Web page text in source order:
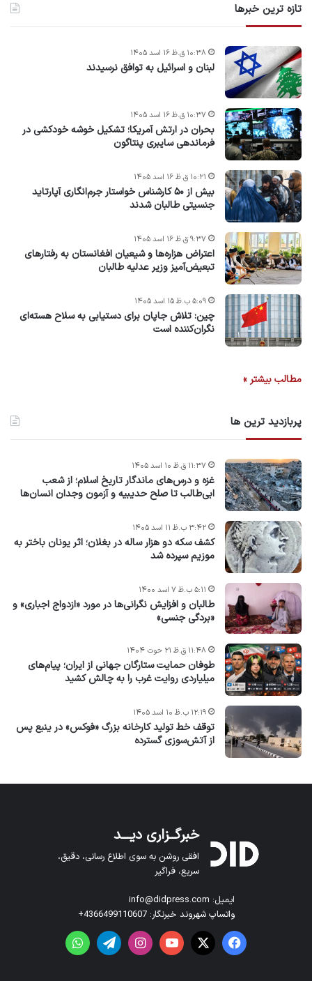
تازه ترین خبرها
لبنان و اسرائیل به توافق نرسیدند
۱۰:۳۸ ق.ظ ۱۶ اسد ۱۴۰۵
بحران در ارتش آمریکا؛ تشکیل خوشه خودکشی در
فرماندهی سایبری پنتاگون
۱۰:۳۷ ق.ظ ۱۶ اسد ۱۴۰۵
بیش از ۵۰ کارشناس خواستار جرم‌انگاری آپارتاید
جنسیتی طالبان شدند
۱۰:۲۱ ق.ظ ۱۶ اسد ۱۴۰۵
اعتراض هزاره‌ها و شیعیان افغانستان به رفتارهای
تبعیض‌آمیز وزیر عدلیه طالبان
۹:۳۷ ق.ظ ۱۶ اسد ۱۴۰۵
چین: تلاش جاپان برای دستیابی به سلاح هسته‌ای
نگران‌کننده است
۵:۰۹ ب.ظ ۱۵ اسد ۱۴۰۵
مطالب بیشتر »
پربازدید ترین ها
غزه و درس‌های ماندگار تاریخ اسلام؛ از شعب
ابی‌طالب تا صلح حدیبیه و آزمون وجدان انسان‌ها
۱۱:۳۷ ق.ظ ۱۰ اسد ۱۴۰۵
کشف سکه دو هزار ساله در بغلان؛ اثر یونان باختر به
موزیم سپرده شد
۳:۴۲ ب.ظ ۱۱ اسد ۱۴۰۵
طالبان و افزایش نگرانی‌ها در مورد «ازدواج اجباری» و
«بردگی جنسی»
۵:۱۱ ب.ظ ۷ اسد ۱۴۰۰
طوفان حمایت ستارگان جهانی از ایران؛ پیام‌های
میلیاردی روایت غرب را به چالش کشید
۱۱:۴۸ ق.ظ ۲۱ حوت ۱۴۰۴
توقف خط تولید کارخانه بزرگ «فوکس» در ینبع پس
از آتش‌سوزی گسترده
۱۲:۱۹ ب.ظ ۱۰ اسد ۱۴۰۵
خبرگــزاری دیـــد
افقی روشن به سوی اطلاع رسانی، دقیق،
سریع، فراگیر
ایمیل: info@didpress.com
واتساپ شهروند خبرنگار: 4366499110607+
فیس بوک X یوتیوباینستاگرامتلگرامواتس آپ